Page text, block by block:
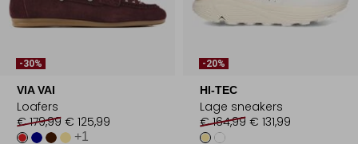
-30%
VIA VAI
Loafers
€ 179,99 € 125,99
+1
-20%
HI-TEC
Lage sneakers
€ 164,99 € 131,99